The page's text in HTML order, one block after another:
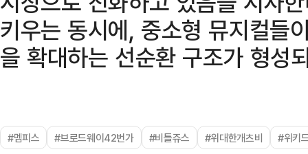
키우는 동시에, 중소형 뮤지컬들
을 확대하는 선순환 구조가 형성
#멤피스 #브로드웨이42번가 #비틀쥬스 #위대한개츠비 #위키